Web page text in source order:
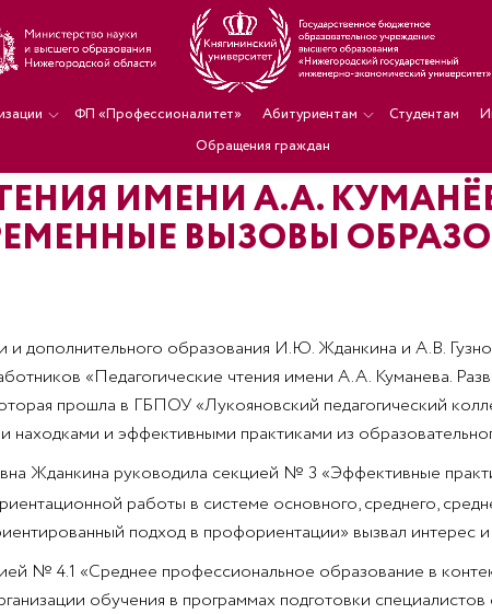
ФП «Профессионалитет» Абитуриентам Студентам
Обращения граждан
ИМЕНИ А.А.
ВЫЗОВЫ
и дополнительного образования И.Ю. Жданкина и А.В.
«Педагогические чтения имени А.А. Куманева.
прошла в ГБПОУ «Лукояновский педагогический
находками и эффективными практиками из
Жданкина руководила секцией № 3 «Эффективные
работы в системе основного, среднего,
подход в профориентации» вызвал интерес
№ 4.1 «Среднее профессиональное образование в
обучения в программах подготовки